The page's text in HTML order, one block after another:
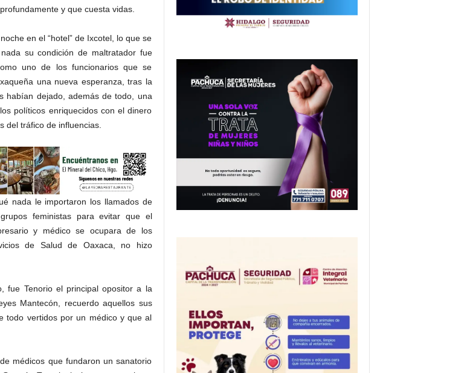
y que cuesta vidas.
en el “hotel” de Ixcotel, lo que se
su condición de maltratador fue
uno de los funcionarios que se
una nueva esperanza, tras la
habían dejado, además de todo, una
políticos enriquecidos con el dinero
del tráfico de influencias.
nada le importaron los llamados de
feministas para evitar que el
y médico se ocupara de los
de Salud de Oaxaca, no hizo
fue Tenorio el principal opositor a la
Mantecón, recuerdo aquellos sus
todo vertidos por un médico y que al
médicos que fundaron un sanatorio